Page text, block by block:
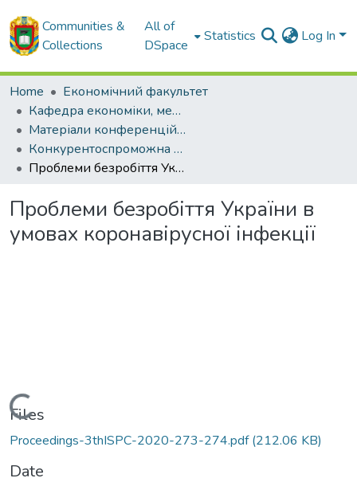
Communities &
Collections
All of
DSpace
Statistics Log In
Home
Економічний факультет
Кафедра економіки, менеджменту та комерційної діяльності
Матеріали конференцій кафедри ЕМ та КД
Конкурентоспроможна модель інноваційного розвитку економіки України. - 2020
Проблеми безробіття України в умовах коронавірусної інфекції
Проблеми безробіття України в
умовах коронавірусної інфекції
Loading...
Files
Proceedings-3thISPC-2020-273-274.pdf(212.06 KB)
Date